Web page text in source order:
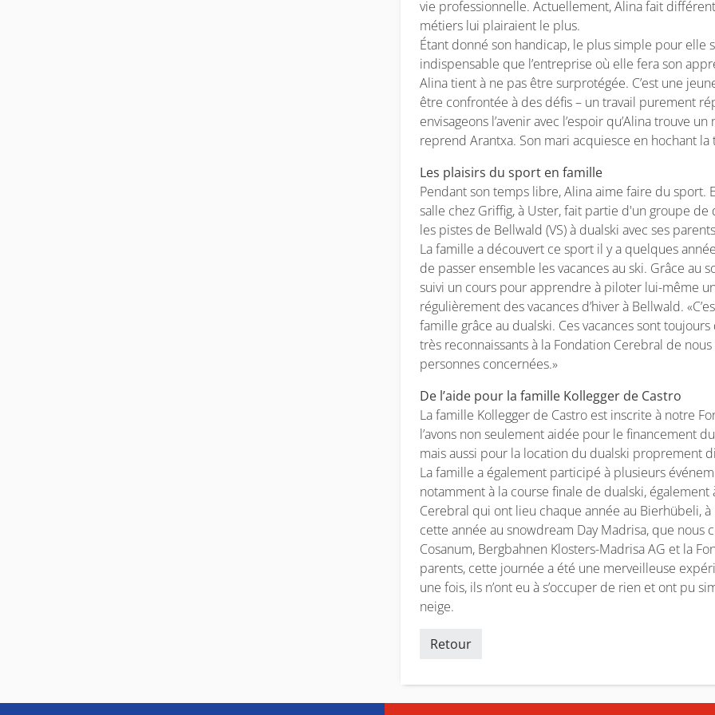
vie professionnelle. Actuellement, Alina fait
métiers lui plairaient le plus.
Étant donné son handicap, le plus simple pour elle
indispensable que l’entreprise où elle fera son
Alina tient à ne pas être surprotégée. C’est une
être confrontée à des défis – un travail purement
envisageons l’avenir avec l’espoir qu’Alina trouve
reprend Arantxa. Son mari acquiesce en hochant
Les plaisirs du sport en famille
Pendant son temps libre, Alina aime faire du sport.
salle chez Griffig, à Uster, fait partie d'un groupe
les pistes de Bellwald (VS) à dualski avec ses
La famille a découvert ce sport il y a quelques
de passer ensemble les vacances au ski. Grâce au
suivi un cours pour apprendre à piloter lui-même
régulièrement des vacances d’hiver à Bellwald.
famille grâce au dualski. Ces vacances sont
très reconnaissants à la Fondation Cerebral de
personnes concernées.»
De l’aide pour la famille Kollegger de Castro
La famille Kollegger de Castro est inscrite à notre
l’avons non seulement aidée pour le financement
mais aussi pour la location du dualski proprement
La famille a également participé à plusieurs
notamment à la course finale de dualski, également
Cerebral qui ont lieu chaque année au Bierhübeli,
cette année au snowdream Day Madrisa, que nous
Cosanum, Bergbahnen Klosters-Madrisa AG et la
parents, cette journée a été une merveilleuse
une fois, ils n’ont eu à s’occuper de rien et ont pu
neige.
Retour